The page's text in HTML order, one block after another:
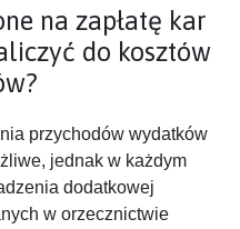
na zapłatę kar
do kosztów
przychodów wydatków
jednak w każdym
dodatkowej
w orzecznictwie